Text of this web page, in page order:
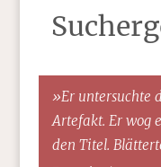
»Er untersuchte
Artefakt. Er wog
den Titel.